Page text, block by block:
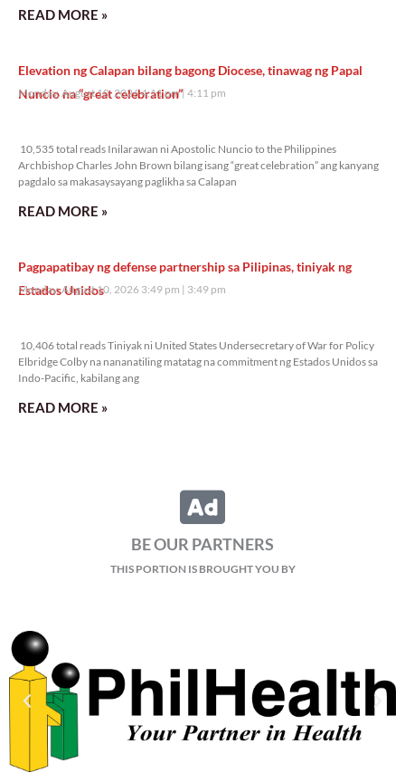
READ MORE »
Elevation ng Calapan bilang bagong Diocese, tinawag ng Papal
Nuncio na “great celebration”
Monday, August 10, 2026 4:11 pm 4:11 pm
10,535 total reads Inilarawan ni Apostolic Nuncio to the Philippines
Archbishop Charles John Brown bilang isang “great celebration” ang kanyang
pagdalo sa makasaysayang paglikha sa Calapan
READ MORE »
Pagpapatibay ng defense partnership sa Pilipinas, tiniyak ng
Estados Unidos
Monday, August 10, 2026 3:49 pm 3:49 pm
10,406 total reads Tiniyak ni United States Undersecretary of War for Policy
Elbridge Colby na nananatiling matatag na commitment ng Estados Unidos sa
Indo-Pacific, kabilang ang
READ MORE »
BE OUR PARTNERS
THIS PORTION IS BROUGHT YOU BY